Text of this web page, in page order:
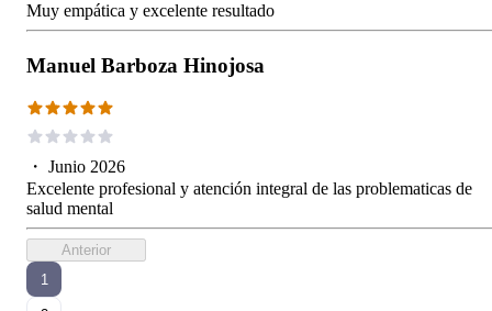
Muy empática y excelente resultado
Manuel Barboza Hinojosa
・ Junio 2026
Excelente profesional y atención integral de las problematicas de
salud mental
Anterior
1